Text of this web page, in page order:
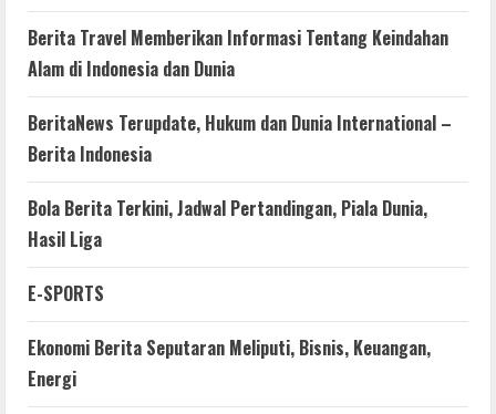
Berita Travel Memberikan Informasi Tentang Keindahan
Alam di Indonesia dan Dunia
BeritaNews Terupdate, Hukum dan Dunia International –
Berita Indonesia
Bola Berita Terkini, Jadwal Pertandingan, Piala Dunia,
Hasil Liga
E-SPORTS
Ekonomi Berita Seputaran Meliputi, Bisnis, Keuangan,
Energi